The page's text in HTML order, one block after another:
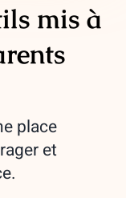
mis à
place
et